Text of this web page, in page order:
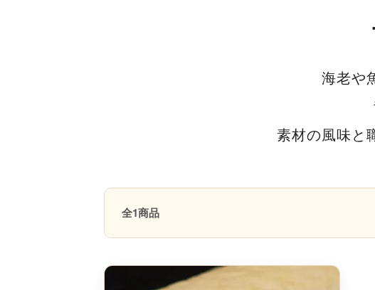
海老や
素材の風味と
全1商品